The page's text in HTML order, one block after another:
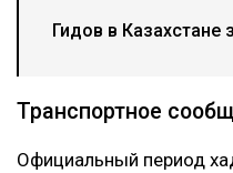
Гидов в Казахстане
Транспортное
Официальный период